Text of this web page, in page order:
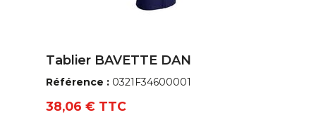
Tablier BAVETTE DAN
Référence : 0321F34600001
38,06 € TTC